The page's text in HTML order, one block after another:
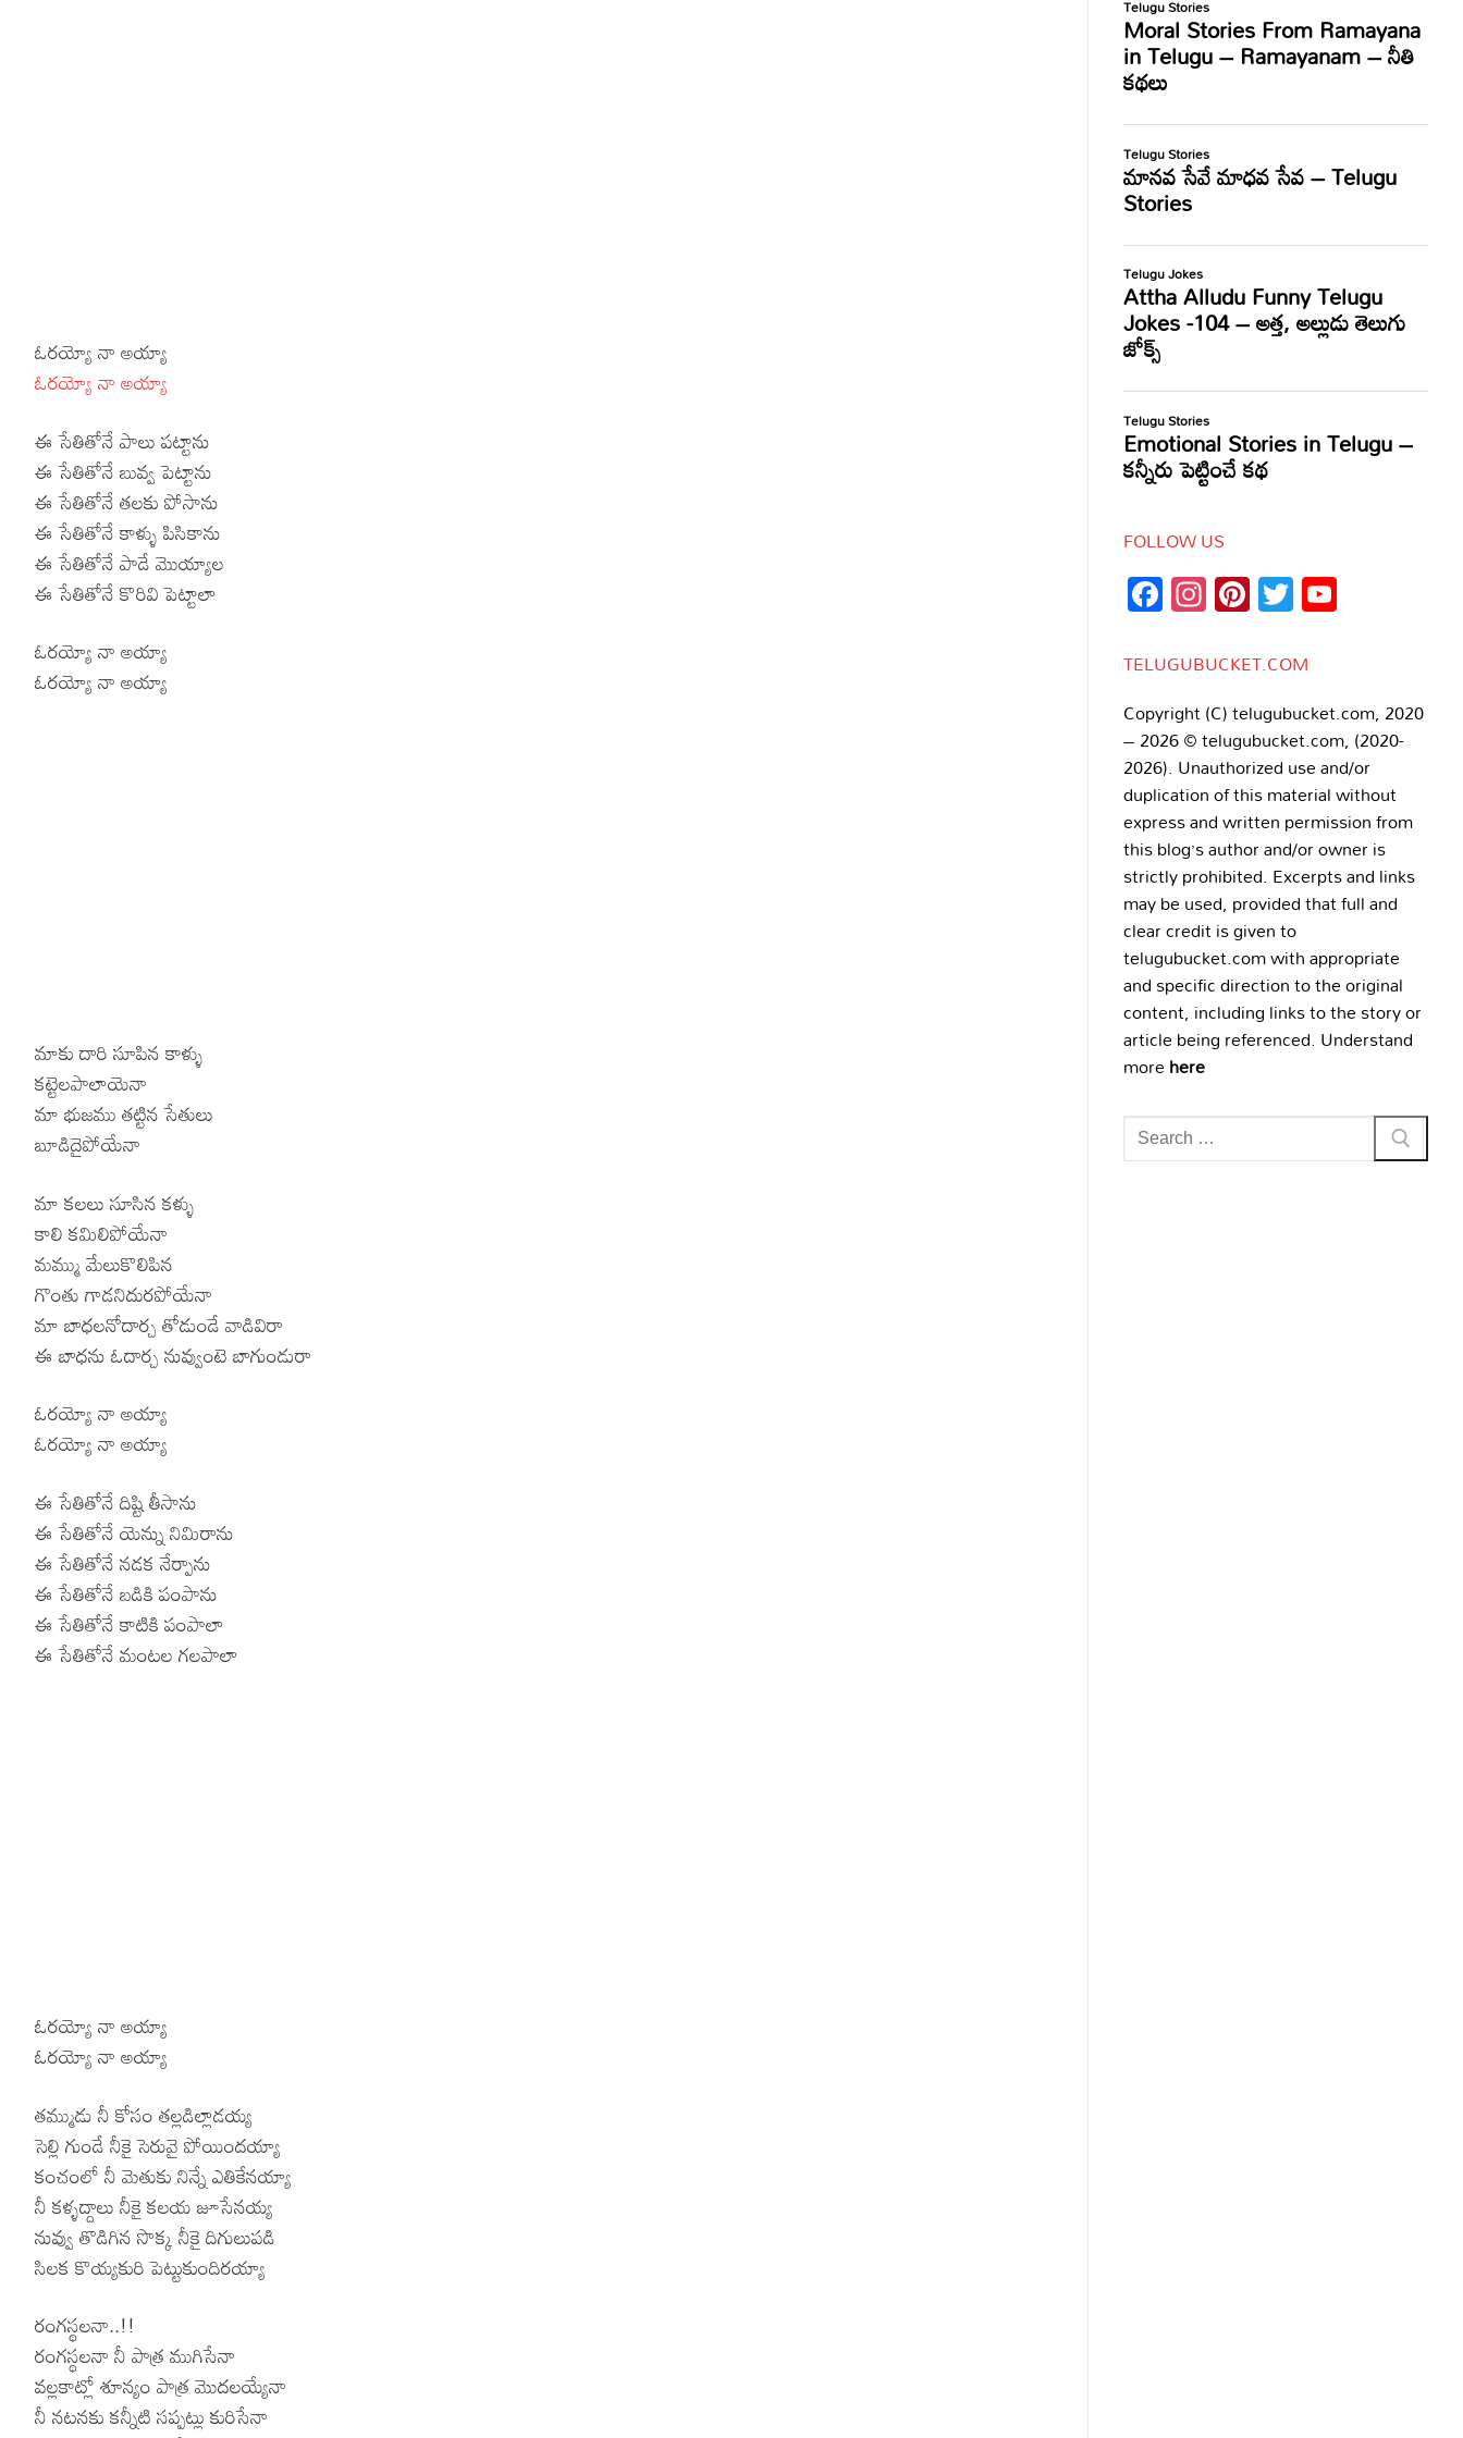
ఓరయ్యో నా అయ్యా
ఓరయ్యో నా అయ్యా
ఈ సేతితోనే పాలు పట్టాను
ఈ సేతితోనే బువ్వ పెట్టాను
ఈ సేతితోనే తలకు పోసాను
ఈ సేతితోనే కాళ్ళు పిసికాను
ఈ సేతితోనే పాడే మొయ్యాల
ఈ సేతితోనే కొరివి పెట్టాలా
ఓరయ్యో నా అయ్యా
ఓరయ్యో నా అయ్యా
మాకు దారి సూపిన కాళ్ళు
కట్టెలపాలాయెనా
మా భుజము తట్టిన సేతులు
బూడిదైపోయేనా
మా కలలు సూసిన కళ్ళు
కాలి కమిలిపోయేనా
మమ్ము మేలుకొలిపిన
గొంతు గాడనిదురపోయేనా
మా బాధలనోదార్చ తోడుండే వాడివిరా
ఈ బాధను ఓదార్చ నువ్వుంటె బాగుండురా
ఓరయ్యో నా అయ్యా
ఓరయ్యో నా అయ్యా
ఈ సేతితోనే దిష్టి తీసాను
ఈ సేతితోనే యెన్ను నిమిరాను
ఈ సేతితోనే నడక నేర్పాను
ఈ సేతితోనే బడికి పంపాను
ఈ సేతితోనే కాటికి పంపాలా
ఈ సేతితోనే మంటల గలపాలా
ఓరయ్యో నా అయ్యా
ఓరయ్యో నా అయ్యా
తమ్ముడు నీ కోసం తల్లడిల్లాడయ్య
సెల్లి గుండే నీకై సెరువై పోయిందయ్యా
కంచంలో నీ మెతుకు నిన్నే ఎతికేనయ్యా
నీ కళ్ళద్దాలు నీకై కలయ జూసేనయ్య
నువ్వు తొడిగిన సొక్క నీకై దిగులుపడి
సిలక కొయ్యకురి పెట్టుకుందిరయ్యా
రంగస్థలనా..!!
రంగస్థలనా నీ పాత్ర ముగిసేనా
వల్లకాట్లో శూన్యం పాత్ర మొదలయ్యేనా
నీ నటనకు కన్నీటి సప్పట్లు కురిసేనా
FOLLOW US
Facebook
Instagram
Pinterest
Twitter
TELUGUBUCKET.COM
Copyright (C) telugubucket.com, 2020
– 2026 © telugubucket.com, (2020-
2026). Unauthorized use and/or
duplication of this material without
express and written permission from
this blog’s author and/or owner is
strictly prohibited. Excerpts and links
may be used, provided that full and
clear credit is given to
telugubucket.com with appropriate
and specific direction to the original
content, including links to the story or
article being referenced. Understand
morehere
Search
for: